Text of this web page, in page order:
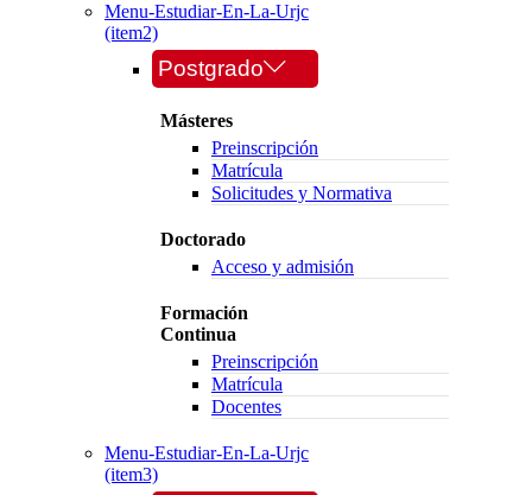
Menu-Estudiar-En-La-Urjc
(item2)
Postgrado
Másteres
Preinscripción
Matrícula
Solicitudes y Normativa
Doctorado
Acceso y admisión
Formación
Continua
Preinscripción
Matrícula
Docentes
Menu-Estudiar-En-La-Urjc
(item3)